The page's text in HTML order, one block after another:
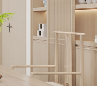
工厂装修